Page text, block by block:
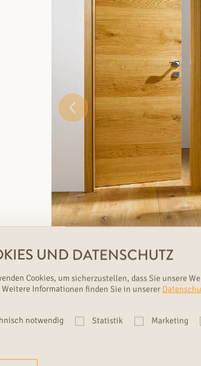
mit schöner Rundkante
Röhrenspan-
UND DATENSCHUTZ
Cookies, um sicherzustellen, dass Sie unsere
Weitere Informationen finden Sie in unserer
notwendig Statistik Marketing